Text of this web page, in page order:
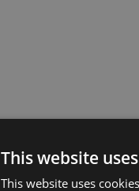
This website
This website uses